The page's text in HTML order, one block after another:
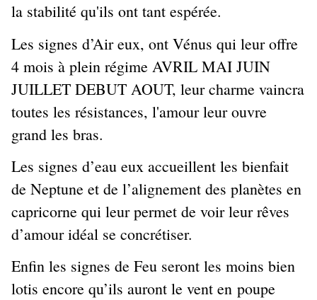
la stabilité qu'ils ont tant espérée.
Les signes d’Air eux, ont Vénus qui leur offre
4 mois à plein régime AVRIL MAI JUIN
JUILLET DEBUT AOUT, leur charme vaincra
toutes les résistances, l'amour leur ouvre
grand les bras.
Les signes d’eau eux accueillent les bienfait
de Neptune et de l’alignement des planètes en
capricorne qui leur permet de voir leur rêves
d’amour idéal se concrétiser.
Enfin les signes de Feu seront les moins bien
lotis encore qu’ils auront le vent en poupe